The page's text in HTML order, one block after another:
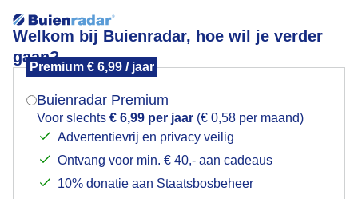
Welkom bij Buienradar, hoe wil je verder
gaan?
Premium € 6,99 / jaar
Buienradar Premium
Voor slechts € 6,99 per jaar (€ 0,58 per maand)
Advertentievrij en privacy veilig
Ontvang voor min. € 40,- aan cadeaus
10% donatie aan Staatsbosbeheer
Weinig wind
Mogen we je locatie gebruiken voor het
Indien je hier nog geen akkoord op hebt gegeven,
verschijnt er zo een pop-up uit je browser waarin